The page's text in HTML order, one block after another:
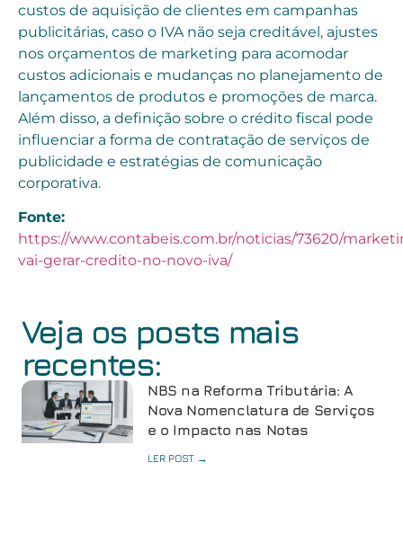
Veja os posts mais
recentes:
NBS na Reforma Tributária: A
Nova Nomenclatura de Serviços
e o Impacto nas Notas
LER POST →
custos de aquisição de clientes em campanhas
publicitárias, caso o IVA não seja creditável, ajustes
nos orçamentos de marketing para acomodar
custos adicionais e mudanças no planejamento de
lançamentos de produtos e promoções de marca.
Além disso, a definição sobre o crédito fiscal pode
influenciar a forma de contratação de serviços de
publicidade e estratégias de comunicação
corporativa.
Fonte:
https://www.contabeis.com.br/noticias/73620/
vai-gerar-credito-no-novo-iva/